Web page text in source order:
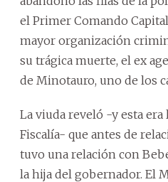
el Primer Comando
mayor organización
su trágica muerte, el ex
de Minotauro, uno de los
La viuda reveló -y esta
Fiscalía- que antes de
tuvo una relación con
la hija del gobernador. El